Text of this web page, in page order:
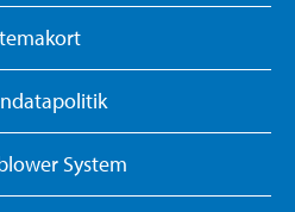
System